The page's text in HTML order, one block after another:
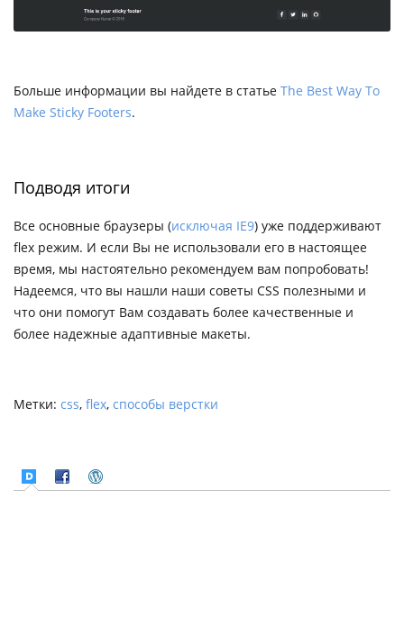
Больше информации вы найдете в статье The Best Way To
Make Sticky Footers.
Подводя итоги
Все основные браузеры (исключая IE9) уже поддерживают
flex режим. И если Вы не использовали его в настоящее
время, мы настоятельно рекомендуем вам попробовать!
Надеемся, что вы нашли наши советы CSS полезными и
что они помогут Вам создавать более качественные и
более надежные адаптивные макеты.
Метки: css, flex, способы верстки